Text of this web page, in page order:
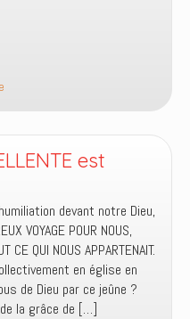
est
devant notre Dieu,
VOYAGE POUR NOUS,
CE QUI NOUS APPARTENAIT.
en église en
de Dieu par ce jeûne ?
la grâce de […]